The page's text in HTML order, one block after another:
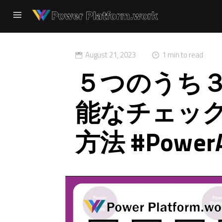
August 21, 2023 1 min to read
５つのうち
能なチェッ
方法